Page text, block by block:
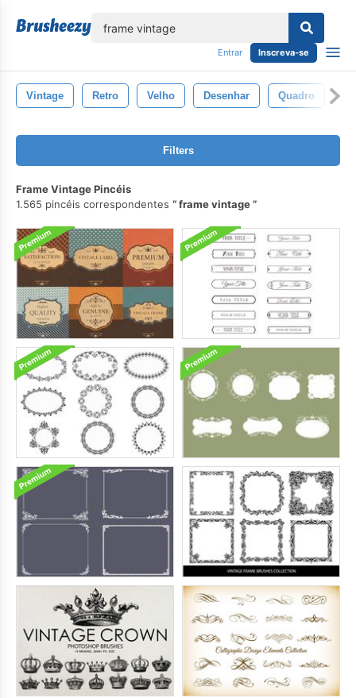
Entrar Inscreva-se
Vintage Retro Velho Desenhar Quadro
Filters
Frame Vintage Pincéis
1.565 pincéis correspondentes
frame vintage